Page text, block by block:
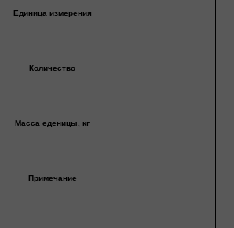
Единица измерения
Количество
Масса еденицы, кг
Примечание